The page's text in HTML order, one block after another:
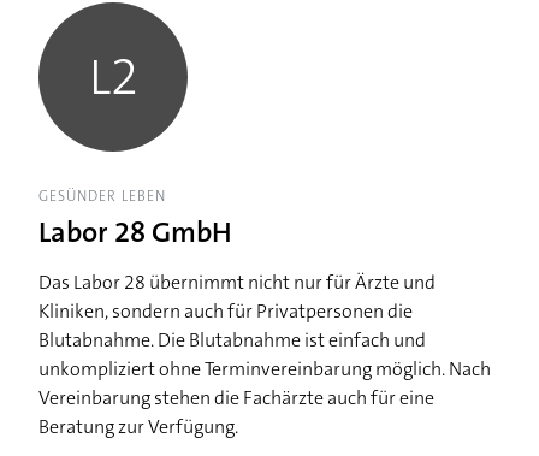
L2
GESÜNDER LEBEN
Labor 28 GmbH
Das Labor 28 übernimmt nicht nur für Ärzte und
Kliniken, sondern auch für Privatpersonen die
Blutabnahme. Die Blutabnahme ist einfach und
unkompliziert ohne Terminvereinbarung möglich. Nach
Vereinbarung stehen die Fachärzte auch für eine
Beratung zur Verfügung.